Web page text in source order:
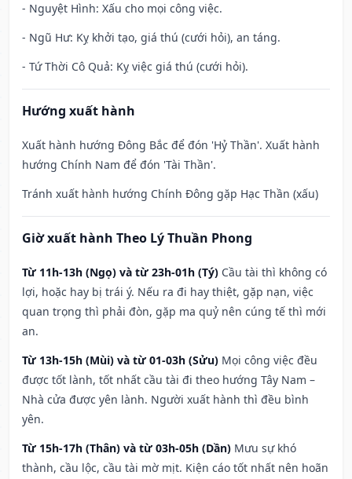
- Nguyệt Hình: Xấu cho mọi công việc.
- Ngũ Hư: Kỵ khởi tạo, giá thú (cưới hỏi), an táng.
- Tứ Thời Cô Quả: Kỵ việc giá thú (cưới hỏi).
Hướng xuất hành
Xuất hành hướng Đông Bắc để đón 'Hỷ Thần'. Xuất hành
hướng Chính Nam để đón 'Tài Thần'.
Tránh xuất hành hướng Chính Đông gặp Hạc Thần (xấu)
Giờ xuất hành Theo Lý Thuần Phong
Từ 11h-13h (Ngọ) và từ 23h-01h (Tý) Cầu tài thì không có
lợi, hoặc hay bị trái ý. Nếu ra đi hay thiệt, gặp nạn, việc
quan trọng thì phải đòn, gặp ma quỷ nên cúng tế thì mới
an.
Từ 13h-15h (Mùi) và từ 01-03h (Sửu) Mọi công việc đều
được tốt lành, tốt nhất cầu tài đi theo hướng Tây Nam –
Nhà cửa được yên lành. Người xuất hành thì đều bình
yên.
Từ 15h-17h (Thân) và từ 03h-05h (Dần) Mưu sự khó
thành, cầu lộc, cầu tài mờ mịt. Kiện cáo tốt nhất nên hoãn